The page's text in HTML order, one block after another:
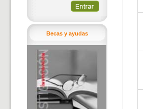
Becas y ayudas